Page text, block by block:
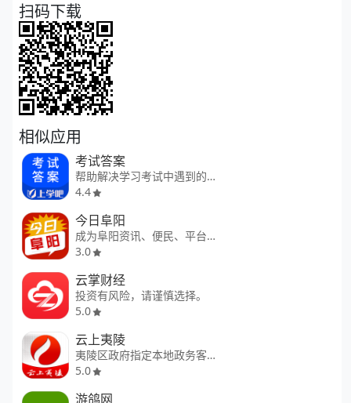
扫码下载
相似应用
考试答案
帮助解决学习考试中遇到的难题
4.4
今日阜阳
成为阜阳资讯、便民、平台。
3.0
云掌财经
投资有风险，请谨慎选择。
5.0
云上夷陵
夷陵区政府指定本地政务客户端
5.0
游鸽网